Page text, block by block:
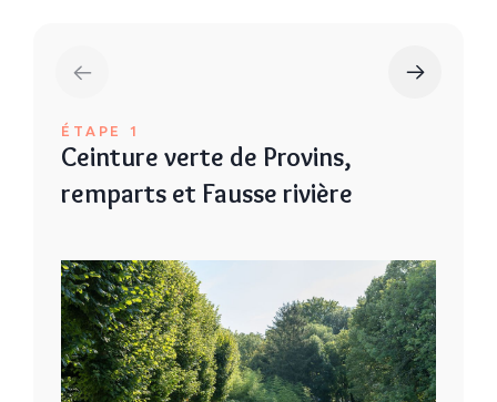
ÉTAPE 1
Ceinture verte de Provins,
remparts et Fausse rivière